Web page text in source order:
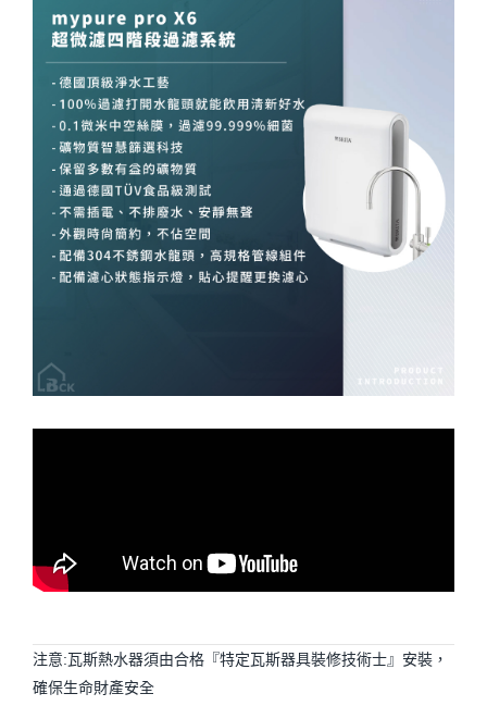
注意:瓦斯熱水器須由合格『特定瓦斯器具裝修技術士』安裝，
確保生命財產安全